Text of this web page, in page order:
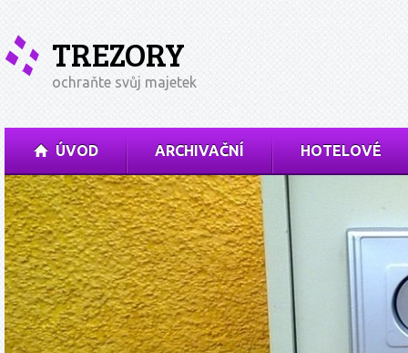
TREZORY
ochraňte svůj majetek
ÚVOD ARCHIVAČNÍ HOTELOVÉ